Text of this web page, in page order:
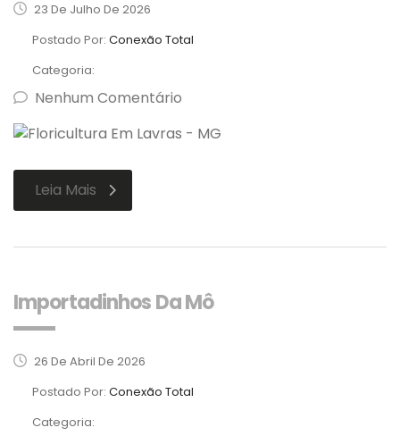
23 De Julho De 2026
Postado Por: Conexão Total
Categoria:
Nenhum Comentário
Leia Mais
Importadinhos Da Mô
26 De Abril De 2026
Postado Por: Conexão Total
Categoria: